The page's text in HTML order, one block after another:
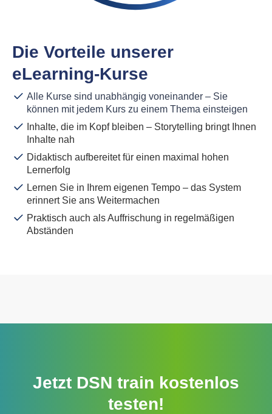
Die Vorteile unserer
eLearning-Kurse
Alle Kurse sind unabhängig voneinander – Sie
können mit jedem Kurs zu einem Thema einsteigen
Inhalte, die im Kopf bleiben – Storytelling bringt Ihnen
Inhalte nah
Didaktisch aufbereitet für einen maximal hohen
Lernerfolg
Lernen Sie in Ihrem eigenen Tempo – das System
erinnert Sie ans Weitermachen
Praktisch auch als Auffrischung in regelmäßigen
Abständen
Jetzt DSN train kostenlos
testen!